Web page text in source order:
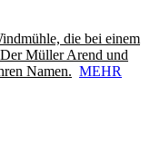
die bei einem
Müller Arend und
Namen. MEHR